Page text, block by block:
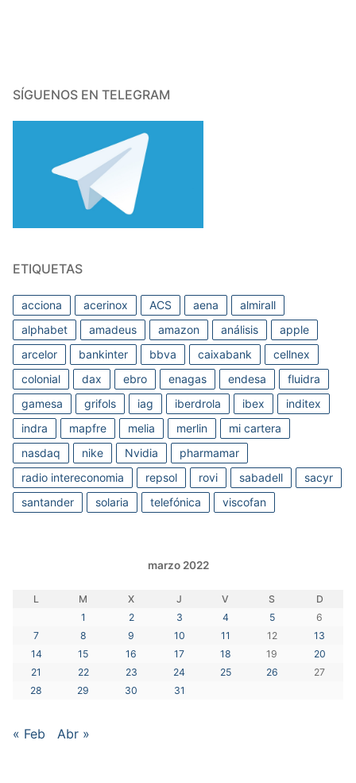
SÍGUENOS EN TELEGRAM
ETIQUETAS
acciona acerinox ACS aena
almirall
alphabet
amadeus amazon análisis
apple
arcelor
bankinter bbva caixabank
cellnex
colonial
dax ebro enagas endesa
fluidra
gamesa
grifols iag iberdrola ibex
inditex
indra
mapfre melia merlin
mi cartera
nasdaq
nike Nvidia
pharmamar
radio intereconomia
repsol rovi sabadell
sacyr
santander
solaria telefónica viscofan
marzo 2022
L M X J V S
D
1
2 3 4 5
6
7
8 9 10 11 12
13
14
15 16 17 18 19
20
21
22 23 24 25 26
27
28
29 30 31
« Feb Abr »